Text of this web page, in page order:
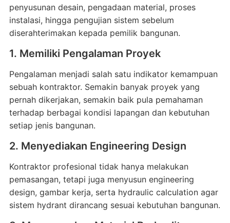
penyusunan desain, pengadaan material, proses
instalasi, hingga pengujian sistem sebelum
diserahterimakan kepada pemilik bangunan.
1. Memiliki Pengalaman Proyek
Pengalaman menjadi salah satu indikator kemampuan
sebuah kontraktor. Semakin banyak proyek yang
pernah dikerjakan, semakin baik pula pemahaman
terhadap berbagai kondisi lapangan dan kebutuhan
setiap jenis bangunan.
2. Menyediakan Engineering Design
Kontraktor profesional tidak hanya melakukan
pemasangan, tetapi juga menyusun engineering
design, gambar kerja, serta hydraulic calculation agar
sistem hydrant dirancang sesuai kebutuhan bangunan.